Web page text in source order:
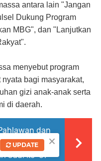
antara lain "Jangan
Dukung Program
MBG", dan "Lanjutkan
menyebut program
bagi masyarakat,
gizi anak-anak serta
di daerah.
dan
Teguhkan
Jadi ke-67
×
UPDATE